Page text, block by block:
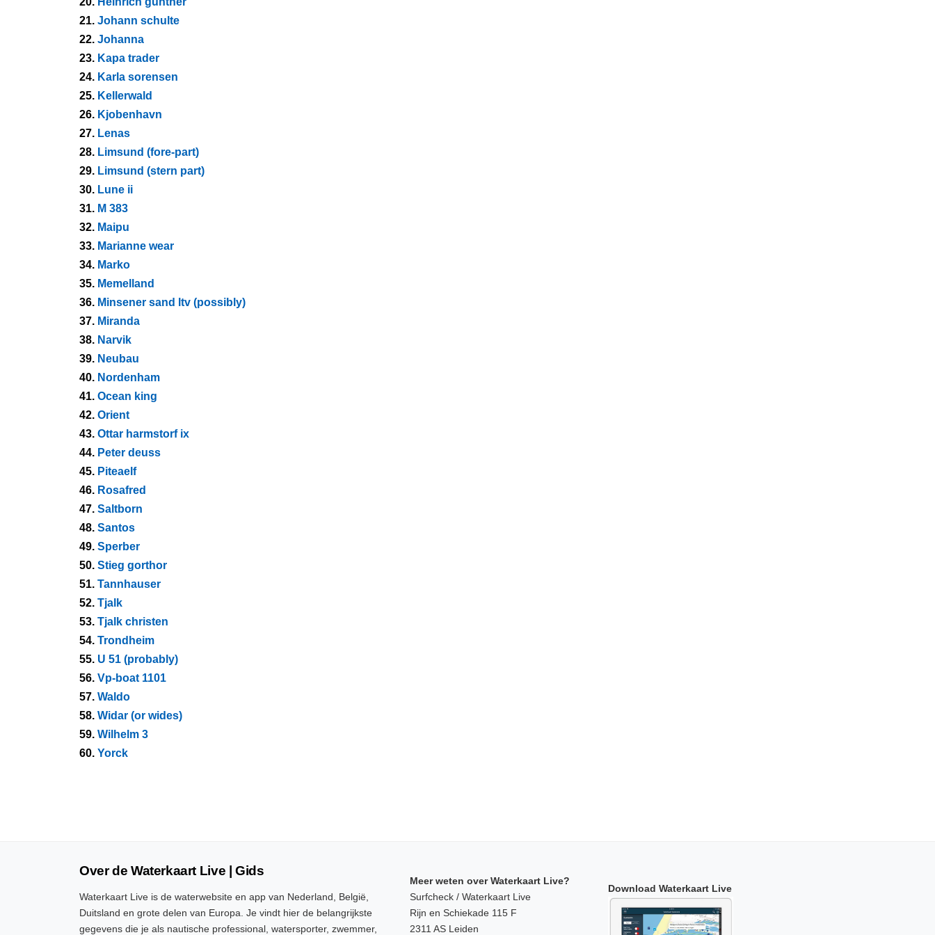
21. Johann schulte
22. Johanna
23. Kapa trader
24. Karla sorensen
25. Kellerwald
26. Kjobenhavn
27. Lenas
28. Limsund (fore-part)
29. Limsund (stern part)
30. Lune ii
31. M 383
32. Maipu
33. Marianne wear
34. Marko
35. Memelland
36. Minsener sand ltv (possibly)
37. Miranda
38. Narvik
39. Neubau
40. Nordenham
41. Ocean king
42. Orient
43. Ottar harmstorf ix
44. Peter deuss
45. Piteaelf
46. Rosafred
47. Saltborn
48. Santos
49. Sperber
50. Stieg gorthor
51. Tannhauser
52. Tjalk
53. Tjalk christen
54. Trondheim
55. U 51 (probably)
56. Vp-boat 1101
57. Waldo
58. Widar (or wides)
59. Wilhelm 3
60. Yorck
Over de Waterkaart Live | Gids
Waterkaart Live is de waterwebsite en app van Nederland, België,
Duitsland en grote delen van Europa. Je vindt hier de belangrijkste
gegevens die je als nautische professional, watersporter, zwemmer,
Meer weten over Waterkaart Live?
Surfcheck / Waterkaart Live
Rijn en Schiekade 115 F
2311 AS Leiden
Download Waterkaart Live